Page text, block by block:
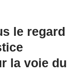
le regard
la voie du